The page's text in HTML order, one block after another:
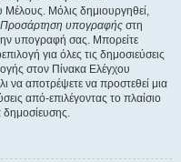
Μέλους. Μόλις δημιουργηθεί,
Προσάρτηση υπογραφής στη
υπογραφή σας. Μπορείτε
για όλες τις δημοσιεύσεις
στον Πίνακα Ελέγχου
να αποτρέψετε να προστεθεί μια
από-επιλέγοντας το πλαίσιο